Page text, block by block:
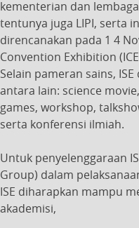
kementerian dan
tentunya juga LIPI, serta
direncanakan pada 1 4
Convention Exhibition
Selain pameran sains,
antara lain: science
games, workshop,
serta konferensi ilmiah.
Untuk penyelenggaraan
Group) dalam
ISE diharapkan mampu
akademisi,